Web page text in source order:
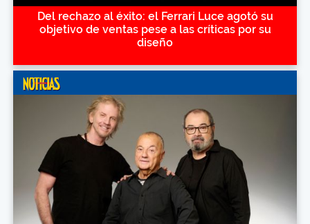
Del rechazo al éxito: el Ferrari Luce agotó su
objetivo de ventas pese a las críticas por su
diseño